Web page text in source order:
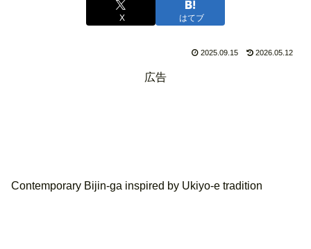
X はてブ
2025.09.15 2026.05.12
広告
Contemporary Bijin-ga inspired by Ukiyo-e tradition